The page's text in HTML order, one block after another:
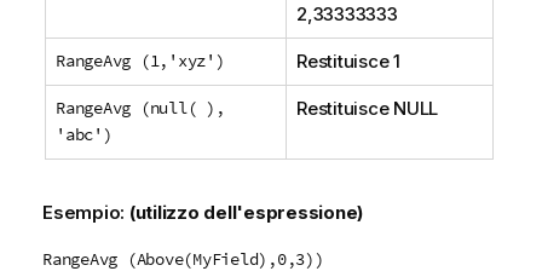
2,33333333
RangeAvg (1,'xyz') Restituisce 1
RangeAvg (null( ),
'abc')
Restituisce NULL
Esempio: (utilizzo dell'espressione)
RangeAvg (Above(MyField),0,3))